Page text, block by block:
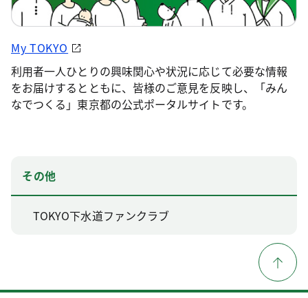
My TOKYO
利用者一人ひとりの興味関心や状況に応じて必要な情報
をお届けするとともに、皆様のご意見を反映し、「みん
なでつくる」東京都の公式ポータルサイトです。
その他
TOKYO下水道ファンクラブ